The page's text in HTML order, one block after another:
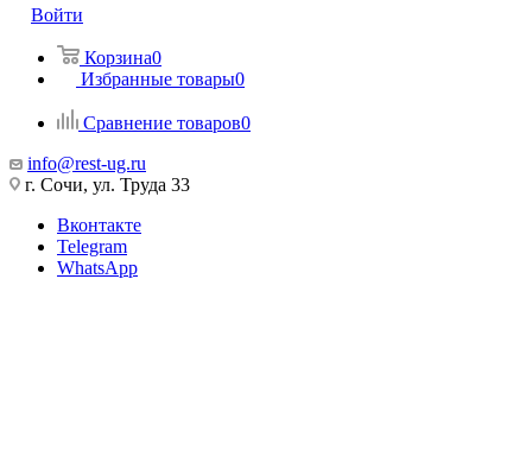
Войти
Корзина0
Избранные товары0
Сравнение товаров0
info@rest-ug.ru
г. Сочи, ул. Труда 33
Вконтакте
Telegram
WhatsApp